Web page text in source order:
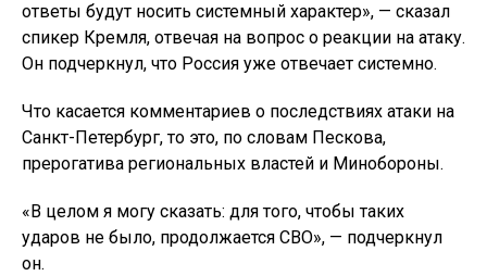
ответы будут носить системный характер», — сказал
спикер Кремля, отвечая на вопрос о реакции на атаку.
Он подчеркнул, что Россия уже отвечает системно.
Что касается комментариев о последствиях атаки на
Санкт-Петербург, то это, по словам Пескова,
прерогатива региональных властей и Минобороны.
«В целом я могу сказать: для того, чтобы таких
ударов не было, продолжается СВО», — подчеркнул
он.